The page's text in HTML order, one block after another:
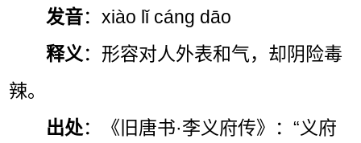
发音：xiào lǐ cáng dāo
释义 ：形容对人外表和气，却阴险毒
辣。
出处：《旧唐书·李义府传》：“义府